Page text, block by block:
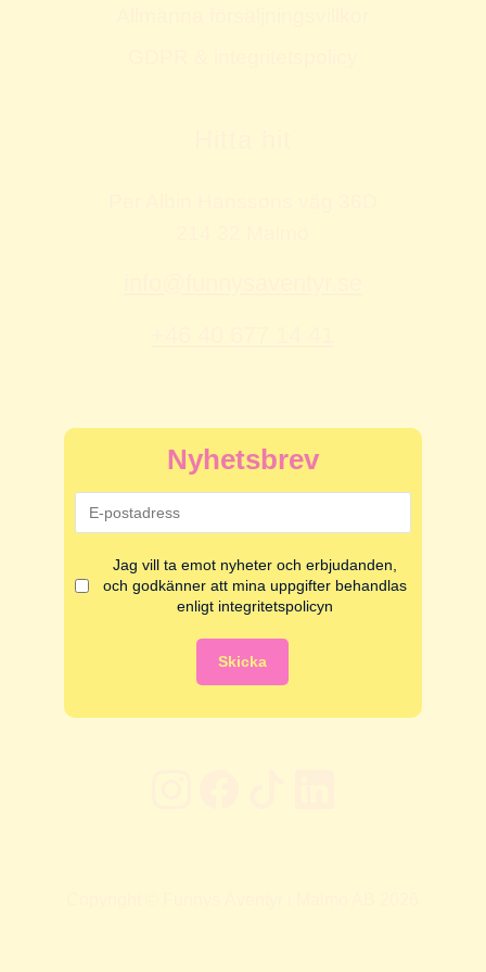
Nyhetsbrev
Jag vill ta emot nyheter och erbjudanden,
och godkänner att mina uppgifter behandlas
enligt integritetspolicyn
Skicka